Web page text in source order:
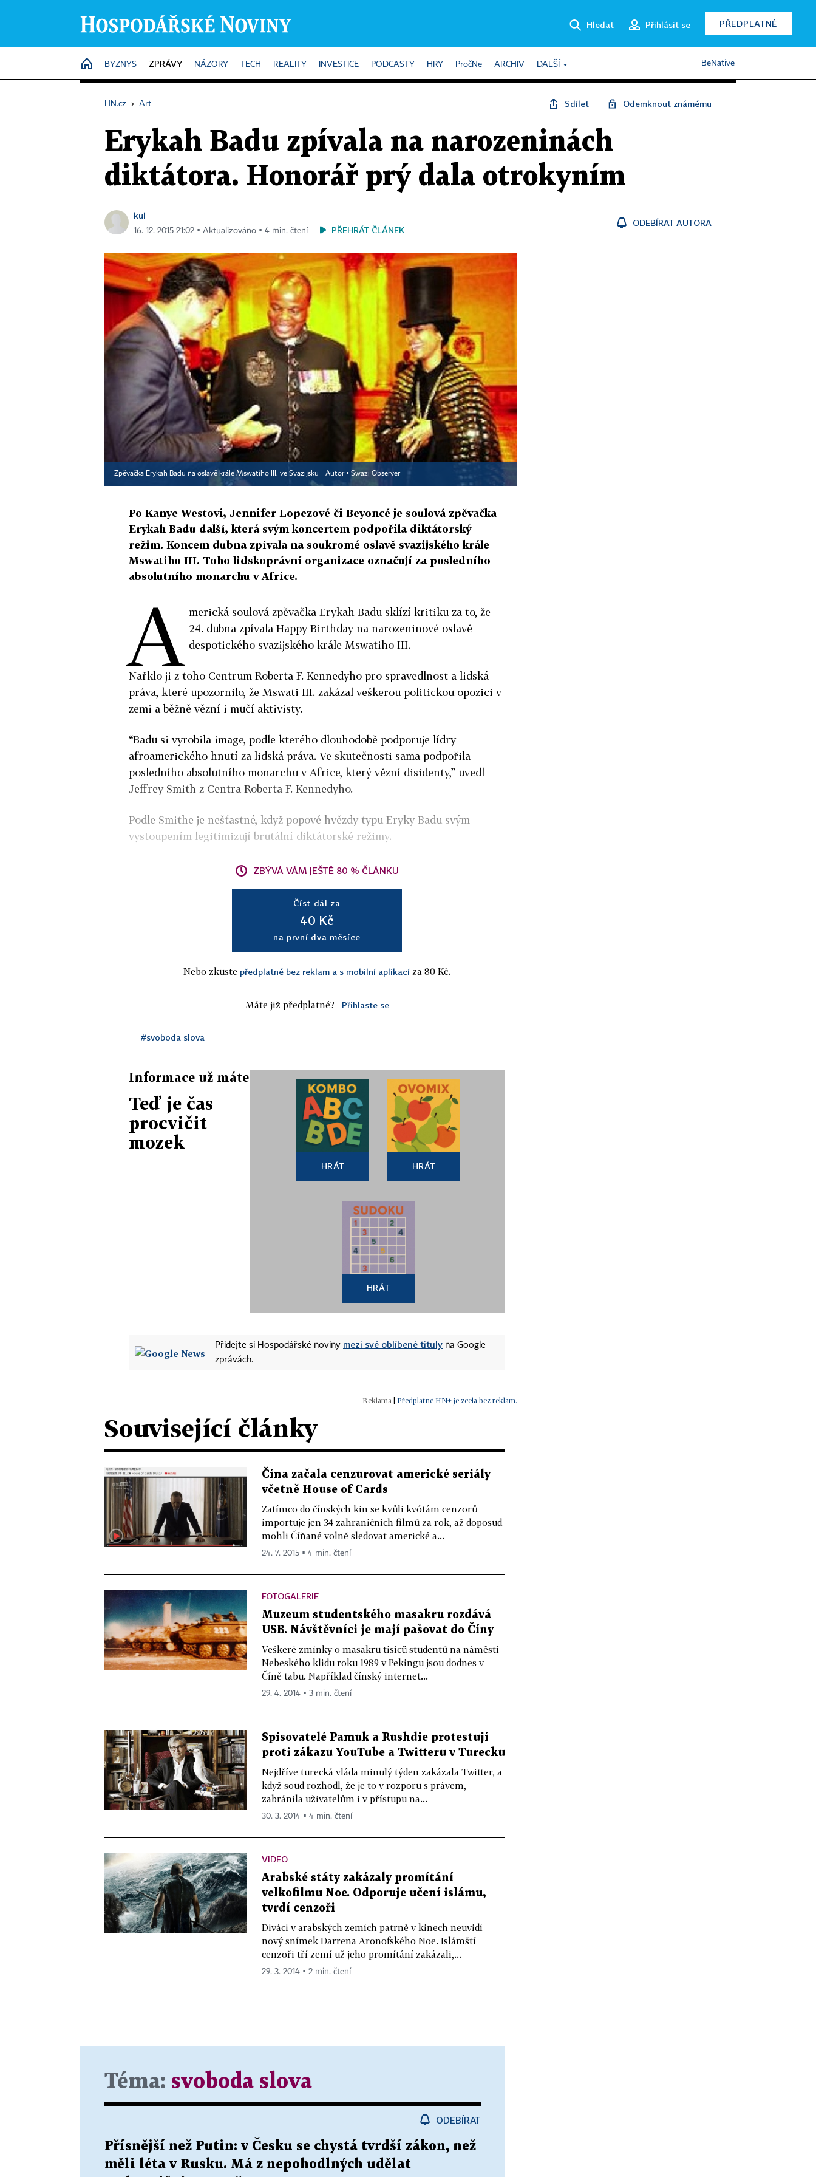
Hledat Přihlásit se PŘEDPLATNÉ
HOME
BYZNYS ZPRÁVY NÁZORY TECH REALITY INVESTICE PODCASTY HRY PročNe ARCHIV DALŠÍ BeNative
HN.cz › Art Sdílet Odemknout známému
Erykah Badu zpívala na narozeninách
diktátora. Honorář prý dala otrokyním
kul
16. 12. 2015 21:02 ▪ Aktualizováno ▪ 4 min. čtení PŘEHRÁT ČLÁNEK
ODEBÍRAT AUTORA
Zpěvačka Erykah Badu na oslavě krále Mswatiho III. ve Svazijsku Autor ▪ Swazi Observer
Po Kanye Westovi, Jennifer Lopezové či Beyoncé je soulová zpěvačka
Erykah Badu další, která svým koncertem podpořila diktátorský
režim. Koncem dubna zpívala na soukromé oslavě svazijského krále
Mswatiho III. Toho lidskoprávní organizace označují za posledního
absolutního monarchu v Africe.
A merická soulová zpěvačka Erykah Badu sklízí kritiku za to, že
24. dubna zpívala Happy Birthday na narozeninové oslavě
despotického svazijského krále Mswatiho III.
Nařklo ji z toho Centrum Roberta F. Kennedyho pro spravedlnost a lidská
práva, které upozornilo, že Mswati III. zakázal veškerou politickou opozici v
zemi a běžně vězní i mučí aktivisty.
“Badu si vyrobila image, podle kterého dlouhodobě podporuje lídry
afroamerického hnutí za lidská práva. Ve skutečnosti sama podpořila
posledního absolutního monarchu v Africe, který vězní disidenty,” uvedl
Jeffrey Smith z Centra Roberta F. Kennedyho.
Podle Smithe je nešťastné, když popové hvězdy typu Eryky Badu svým
vystoupením legitimizují brutální diktátorské režimy.
ZBÝVÁ VÁM JEŠTĚ 80 % ČLÁNKU
Číst dál za
40 Kč
na první dva měsíce
Nebo zkuste předplatné bez reklam a s mobilní aplikací za 80 Kč.
Máte již předplatné? Přihlaste se
#svoboda slova
Informace už máte
Teď je čas
procvičit
mozek
HRÁT HRÁT
HRÁT
Přidejte si Hospodářské noviny mezi své oblíbené tituly na Google
zprávách.
| Předplatné HN+ je zcela bez reklam.
Související články
Čína začala cenzurovat americké seriály
včetně House of Cards
Zatímco do čínských kin se kvůli kvótám cenzorů
importuje jen 34 zahraničních filmů za rok, až doposud
mohli Číňané volně sledovat americké a...
24. 7. 2015 ▪ 4 min. čtení
FOTOGALERIE
Muzeum studentského masakru rozdává
USB. Návštěvníci je mají pašovat do Číny
Veškeré zmínky o masakru tisíců studentů na náměstí
Nebeského klidu roku 1989 v Pekingu jsou dodnes v
Číně tabu. Například čínský internet...
29. 4. 2014 ▪ 3 min. čtení
Spisovatelé Pamuk a Rushdie protestují
proti zákazu YouTube a Twitteru v Turecku
Nejdříve turecká vláda minulý týden zakázala Twitter, a
když soud rozhodl, že je to v rozporu s právem,
zabránila uživatelům i v přístupu na...
30. 3. 2014 ▪ 4 min. čtení
VIDEO
Arabské státy zakázaly promítání
velkofilmu Noe. Odporuje učení islámu,
tvrdí cenzoři
Diváci v arabských zemích patrně v kinech neuvidí
nový snímek Darrena Aronofského Noe. Islámští
cenzoři tří zemí už jeho promítání zakázali,...
29. 3. 2014 ▪ 2 min. čtení
Téma: svoboda slova
ODEBÍRAT
Přísnější než Putin: v Česku se chystá tvrdší zákon, než
měli léta v Rusku. Má z nepohodlných udělat